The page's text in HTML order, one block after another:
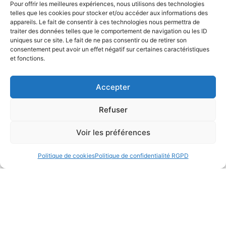
Pour offrir les meilleures expériences, nous utilisons des technologies
telles que les cookies pour stocker et/ou accéder aux informations des
appareils. Le fait de consentir à ces technologies nous permettra de
traiter des données telles que le comportement de navigation ou les ID
uniques sur ce site. Le fait de ne pas consentir ou de retirer son
consentement peut avoir un effet négatif sur certaines caractéristiques
et fonctions.
Accepter
Refuser
Voir les préférences
Politique de cookiesPolitique de confidentialité RGPD
Semaine du 19 au 26 juin 2026